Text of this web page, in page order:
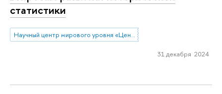
статистики
Научный центр мирового уровня «Центр междисциплинарных исследований человеческого потенциала»
31 декабря 2024